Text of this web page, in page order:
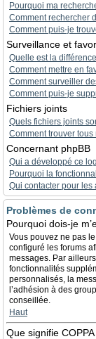
Pourquoi ma
Comment rechercher
Comment puis-je
Surveillance et
Quelle est la
Comment mettre en
Comment surveiller
Comment puis-je
Fichiers joints
Quels fichiers joints
Comment trouver
Concernant phpBB
Qui a développé ce
Pourquoi la
Qui contacter pour
Problèmes de
Pourquoi dois-je
Vous pouvez ne pas
configuré les forums
messages. Par
fonctionnalités
personnalisés, la
l’adhésion à des
conseillée.
Haut
Que signifie